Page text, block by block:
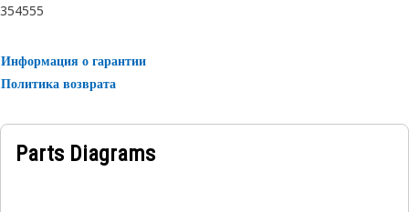
354555
Информация о гарантии
Политика возврата
Parts Diagrams